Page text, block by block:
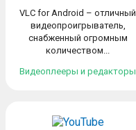
VLC for Android – отличный
видеопроигрыватель,
снабженный огромным
количеством...
Видеоплееры и редакторы